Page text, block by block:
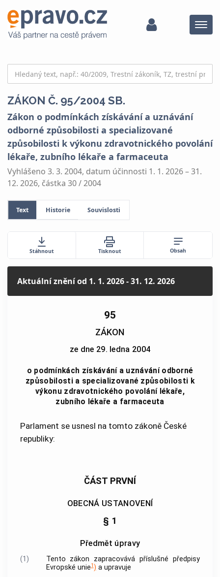
Menu
ZÁKON Č. 95/2004 SB.
Zákon o podmínkách získávání a uznávání
odborné způsobilosti a specializované
způsobilosti k výkonu zdravotnického povolání
lékaře, zubního lékaře a farmaceuta
Vyhlášeno 3. 3. 2004, datum účinnosti 1. 1. 2026 – 31.
12. 2026, částka 30 / 2004
Text Historie Souvislosti
Stáhnout Tisknout Obsah
Aktuální zněníod 1. 1. 2026 - 31. 12. 2026
95
ZÁKON
ze dne 29. ledna 2004
o podmínkách získávání a uznávání odborné
způsobilosti a specializované způsobilosti k
výkonu zdravotnického povolání lékaře,
zubního lékaře a farmaceuta
Parlament se usnesl na tomto zákoně České
republiky:
ČÁST PRVNÍ
OBECNÁ USTANOVENÍ
§ 1
Předmět úpravy
(1)
Tento zákon zapracovává příslušné předpisy
Evropské unie1) a upravuje